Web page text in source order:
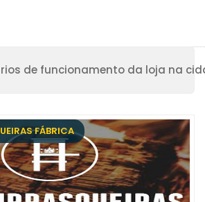
de funcionamento da loja na
FÁBRICA